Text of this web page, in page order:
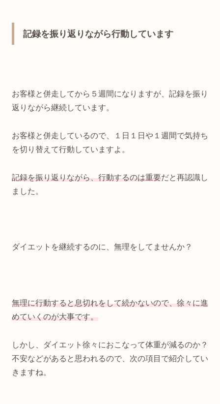
記録を振り返りながら行動しています
お客様と併走してから５週間になりますが、記録を振り
返りながら継続しています。
お客様と併走しているので、１日１日や１週間で気持ち
を切り替えて行動していますよ。
記録を振り返りながら、行動するのは重要だと再認識し
ました。
ダイエットを継続するのに、無理をしてませんか？
無理に行動すると息切れをして続かないので、徐々に進
めていくのが大事です。
しかし、ダイエット徐々におこなって体重が減るのか？
不安などがあると思われるので、次の項目で紹介してい
きますね。